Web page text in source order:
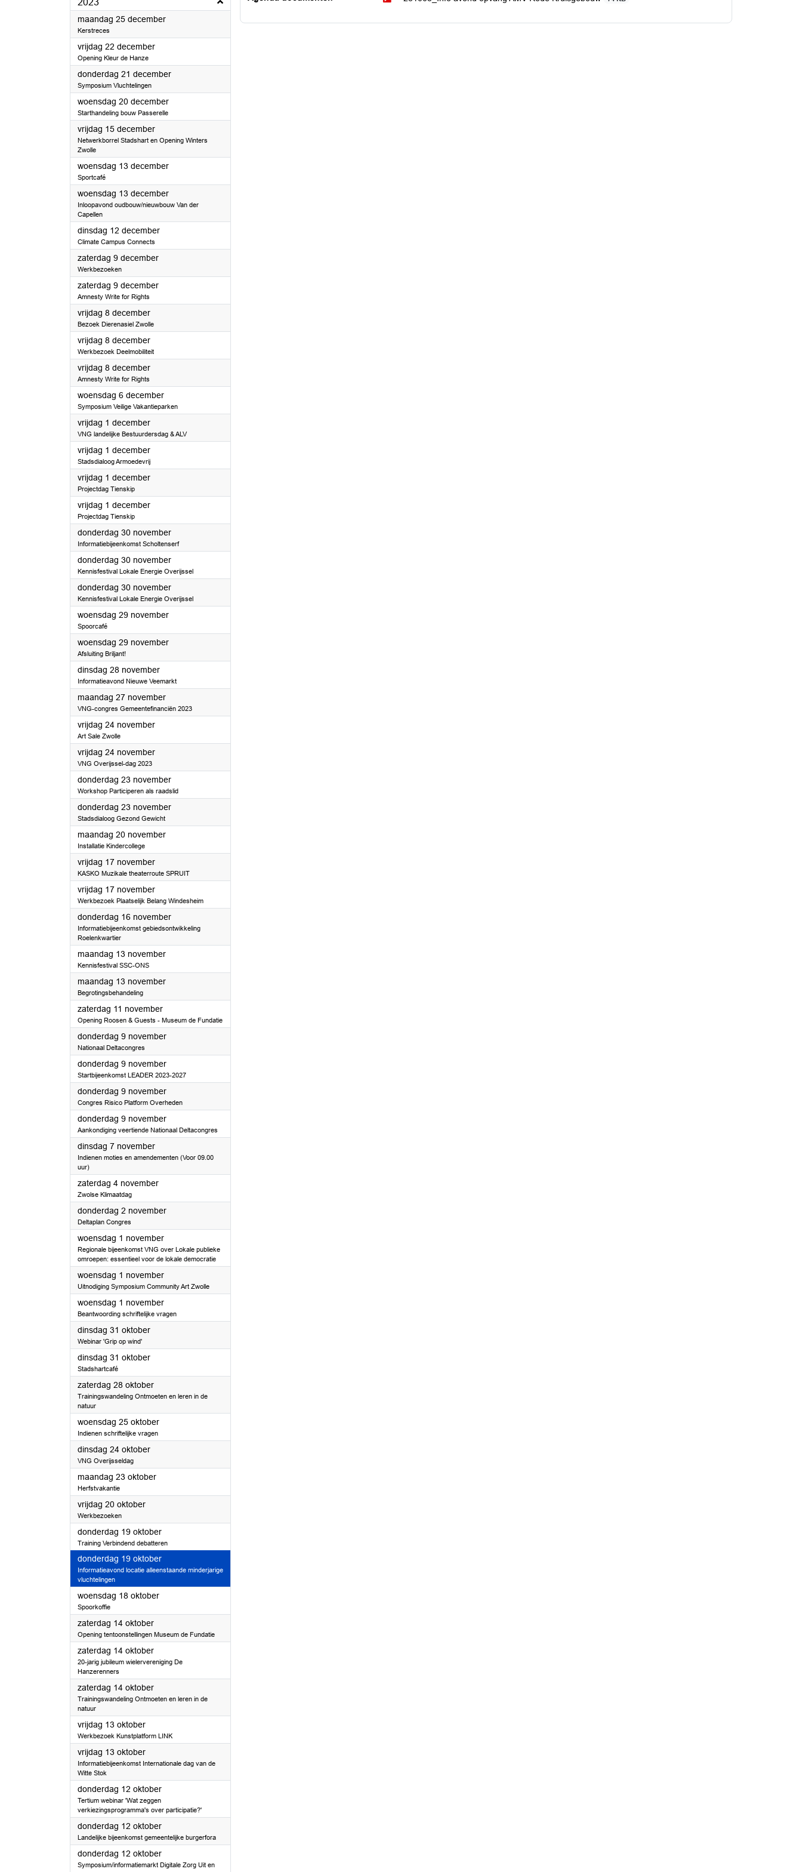
2023
maandag 25 december2023
Kerstreces
vrijdag 22 december2023
Opening Kleur de Hanze
donderdag 21 december2023
Symposium Vluchtelingen
woensdag 20 december2023
Starthandeling bouw Passerelle
vrijdag 15 december2023
Netwerkborrel Stadshart en Opening Winters
Zwolle
woensdag 13 december2023
Sportcafé
woensdag 13 december2023
Inloopavond oudbouw/nieuwbouw Van der
Capellen
dinsdag 12 december2023
Climate Campus Connects
zaterdag 9 december2023
Werkbezoeken
zaterdag 9 december2023
Amnesty Write for Rights
vrijdag 8 december2023
Bezoek Dierenasiel Zwolle
vrijdag 8 december2023
Werkbezoek Deelmobiliteit
vrijdag 8 december2023
Amnesty Write for Rights
woensdag 6 december2023
Symposium Veilige Vakantieparken
vrijdag 1 december2023
VNG landelijke Bestuurdersdag & ALV
vrijdag 1 december2023
Stadsdialoog Armoedevrij
vrijdag 1 december2023
Projectdag Tienskip
vrijdag 1 december2023
Projectdag Tienskip
donderdag 30 november2023
Informatiebijeenkomst Scholtenserf
donderdag 30 november2023
Kennisfestival Lokale Energie Overijssel
donderdag 30 november2023
Kennisfestival Lokale Energie Overijssel
woensdag 29 november2023
Spoorcafé
woensdag 29 november2023
Afsluiting Briljant!
dinsdag 28 november2023
Informatieavond Nieuwe Veemarkt
maandag 27 november2023
VNG-congres Gemeentefinanciën 2023
vrijdag 24 november2023
Art Sale Zwolle
vrijdag 24 november2023
VNG Overijssel-dag 2023
donderdag 23 november2023
Workshop Participeren als raadslid
donderdag 23 november2023
Stadsdialoog Gezond Gewicht
maandag 20 november2023
Installatie Kindercollege
vrijdag 17 november2023
KASKO Muzikale theaterroute SPRUIT
vrijdag 17 november2023
Werkbezoek Plaatselijk Belang Windesheim
donderdag 16 november2023
Informatiebijeenkomst gebiedsontwikkeling
Roelenkwartier
maandag 13 november2023
Kennisfestival SSC-ONS
maandag 13 november2023
Begrotingsbehandeling
zaterdag 11 november2023
Opening Roosen & Guests - Museum de Fundatie
donderdag 9 november2023
Nationaal Deltacongres
donderdag 9 november2023
Startbijeenkomst LEADER 2023-2027
donderdag 9 november2023
Congres Risico Platform Overheden
donderdag 9 november2023
Aankondiging veertiende Nationaal Deltacongres
dinsdag 7 november2023
Indienen moties en amendementen (Voor 09.00
uur)
zaterdag 4 november2023
Zwolse Klimaatdag
donderdag 2 november2023
Deltaplan Congres
woensdag 1 november2023
Regionale bijeenkomst VNG over Lokale publieke
omroepen: essentieel voor de lokale democratie
woensdag 1 november2023
Uitnodiging Symposium Community Art Zwolle
woensdag 1 november2023
Beantwoording schriftelijke vragen
dinsdag 31 oktober2023
Webinar 'Grip op wind'
dinsdag 31 oktober2023
Stadshartcafé
zaterdag 28 oktober2023
Trainingswandeling Ontmoeten en leren in de
natuur
woensdag 25 oktober2023
Indienen schriftelijke vragen
dinsdag 24 oktober2023
VNG Overijsseldag
maandag 23 oktober2023
Herfstvakantie
vrijdag 20 oktober2023
Werkbezoeken
donderdag 19 oktober2023
Training Verbindend debatteren
donderdag 19 oktober2023
Informatieavond locatie alleenstaande minderjarige
vluchtelingen
woensdag 18 oktober2023
Spoorkoffie
zaterdag 14 oktober2023
Opening tentoonstellingen Museum de Fundatie
zaterdag 14 oktober2023
20-jarig jubileum wielervereniging De
Hanzerenners
zaterdag 14 oktober2023
Trainingswandeling Ontmoeten en leren in de
natuur
vrijdag 13 oktober2023
Werkbezoek Kunstplatform LINK
vrijdag 13 oktober2023
Informatiebijeenkomst Internationale dag van de
Witte Stok
donderdag 12 oktober2023
Tertium webinar 'Wat zeggen
verkiezingsprogramma's over participatie?'
donderdag 12 oktober2023
Landelijke bijeenkomst gemeentelijke burgerfora
donderdag 12 oktober2023
Symposium/informatiemarkt Digitale Zorg Uit en